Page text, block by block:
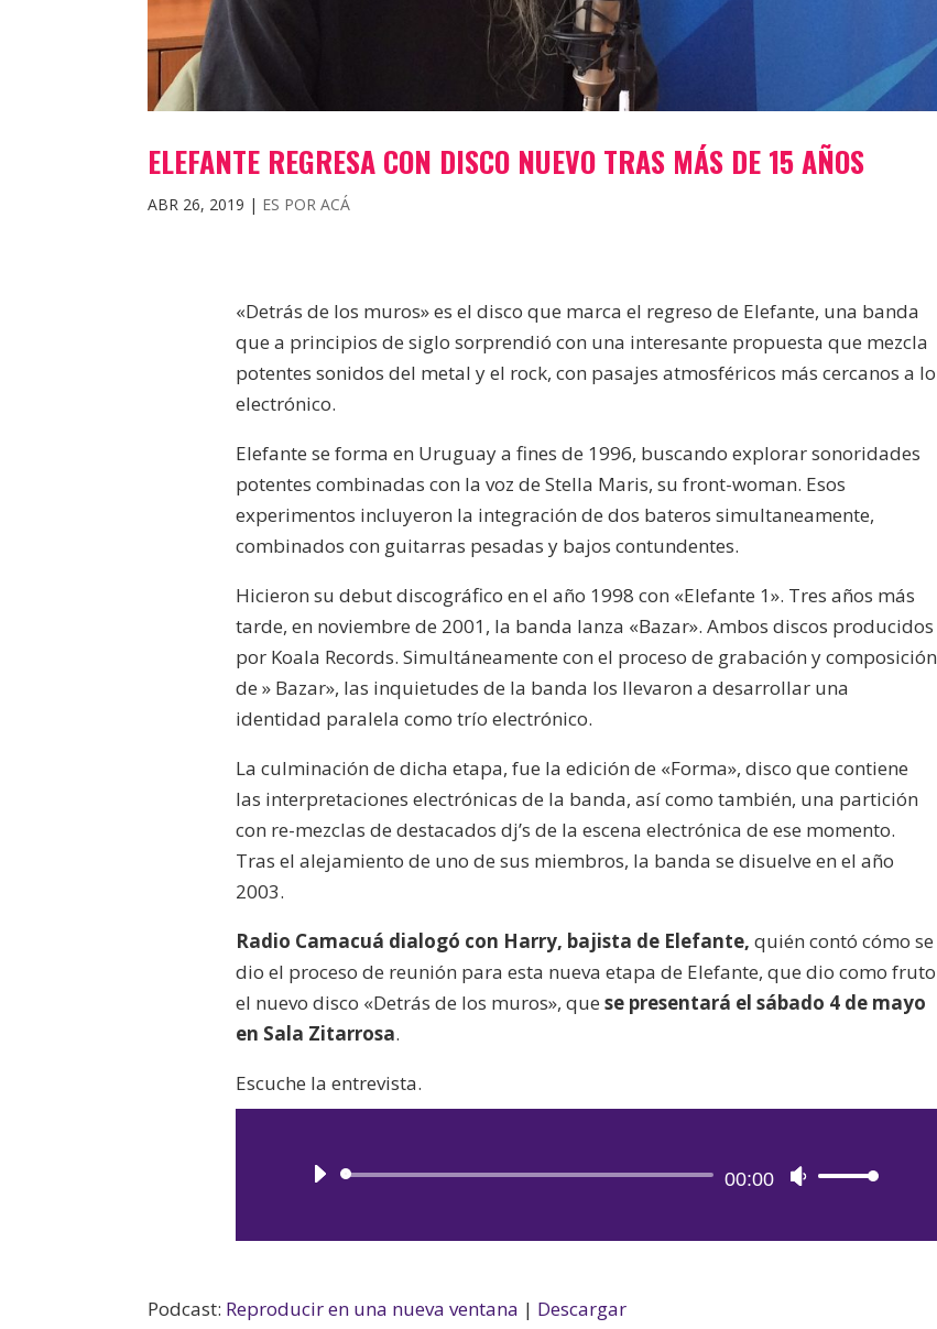
ELEFANTE REGRESA CON DISCO NUEVO TRAS MÁS DE 15 AÑOS
ABR 26, 2019 | ES POR ACÁ
«Detrás de los muros» es el disco que marca el regreso de Elefante, una banda
que a principios de siglo sorprendió con una interesante propuesta que mezcla
potentes sonidos del metal y el rock, con pasajes atmosféricos más cercanos a lo
electrónico.
Elefante se forma en Uruguay a fines de 1996, buscando explorar sonoridades
potentes combinadas con la voz de Stella Maris, su front-woman. Esos
experimentos incluyeron la integración de dos bateros simultaneamente,
combinados con guitarras pesadas y bajos contundentes.
Hicieron su debut discográfico en el año 1998 con «Elefante 1». Tres años más
tarde, en noviembre de 2001, la banda lanza «Bazar». Ambos discos producidos
por Koala Records. Simultáneamente con el proceso de grabación y composición
de » Bazar», las inquietudes de la banda los llevaron a desarrollar una
identidad paralela como trío electrónico.
La culminación de dicha etapa, fue la edición de «Forma», disco que contiene
las interpretaciones electrónicas de la banda, así como también, una partición
con re-mezclas de destacados dj’s de la escena electrónica de ese momento.
Tras el alejamiento de uno de sus miembros, la banda se disuelve en el año
2003.
Radio Camacuá dialogó con Harry, bajista de Elefante, quién contó cómo se
dio el proceso de reunión para esta nueva etapa de Elefante, que dio como fruto
el nuevo disco «Detrás de los muros», quese presentará el sábado 4 de mayo
en Sala Zitarrosa.
Escuche la entrevista.
Reproductor
audio
00:00
Utiliza
teclas
Podcast: Reproducir en una nueva ventana | Descargar